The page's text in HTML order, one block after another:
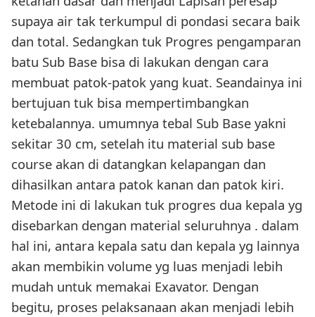
supaya air tak terkumpul di pondasi secara baik
dan total. Sedangkan tuk Progres pengamparan
batu Sub Base bisa di lakukan dengan cara
membuat patok-patok yang kuat. Seandainya ini
bertujuan tuk bisa mempertimbangkan
ketebalannya. umumnya tebal Sub Base yakni
sekitar 30 cm, setelah itu material sub base
course akan di datangkan kelapangan dan
dihasilkan antara patok kanan dan patok kiri.
Metode ini di lakukan tuk progres dua kepala yg
disebarkan dengan material seluruhnya . dalam
hal ini, antara kepala satu dan kepala yg lainnya
akan membikin volume yg luas menjadi lebih
mudah untuk memakai Exavator. Dengan
begitu, proses pelaksanaan akan menjadi lebih